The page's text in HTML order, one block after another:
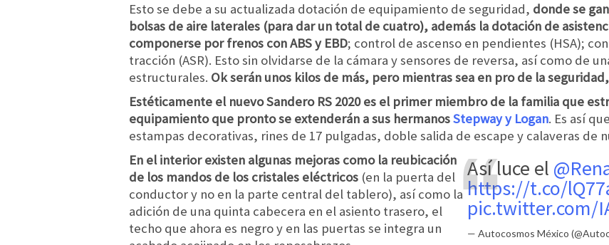
Esto se debe a su actualizada dotación de equipamiento de seguridad, donde se
bolsas de aire laterales (para dar un total de cuatro), además la dotación de
componerse por frenos con ABS y EBD; control de ascenso en pendientes (HSA);
tracción (ASR). Esto sin olvidarse de la cámara y sensores de reversa, así como de
estructurales. Ok serán unos kilos de más, pero mientras sea en pro de la
Estéticamente el nuevo Sandero RS 2020 es el primer miembro de la familia que
equipamiento que pronto se extenderán a sus hermanosStepway y Logan. Es así
estampas decorativas, rines de 17 pulgadas, doble salida de escape y calaveras de
Así luce el
https://t.co/
pic.twitter.com/
— Autocosmos México
En el interior existen algunas mejoras como la reubicación
de los mandos de los cristales eléctricos (en la puerta del
conductor y no en la parte central del tablero), así como la
adición de una quinta cabecera en el asiento trasero, el
techo que ahora es negro y en las puertas se integra un